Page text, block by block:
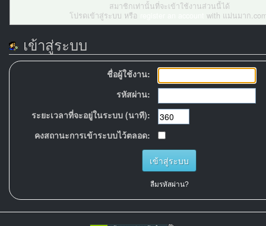
สมาชิกเท่านั้นที่จะเข้าใช้งานส่วนนี้ได้
โปรดเข้าสู่ระบบ หรือ
with แม่นมาก
เข้าสู่ระบบ
ชื่อผู้ใช้งาน:
รหัสผ่าน:
ระยะเวลาที่จะอยู่ในระบบ (นาที):
คงสถานะการเข้าระบบไว้ตลอด:
ลืมรหัสผ่าน?